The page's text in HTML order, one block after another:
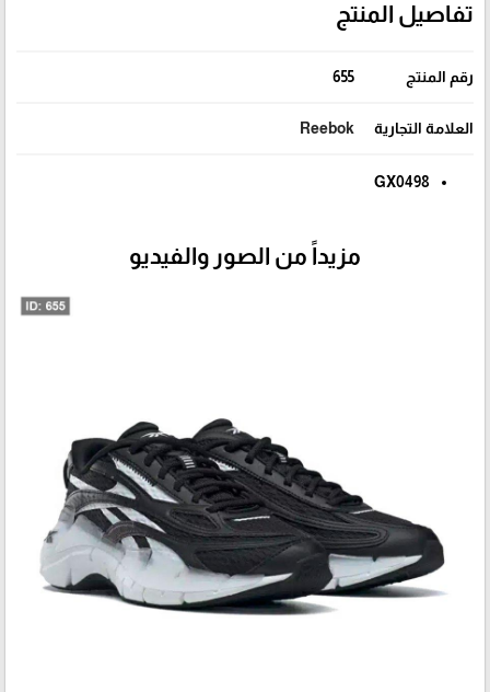
تفاصيل المنتج
رقم المنتج 655
العلامة التجارية Reebok
GX0498
مزيداً من الصور والفيديو